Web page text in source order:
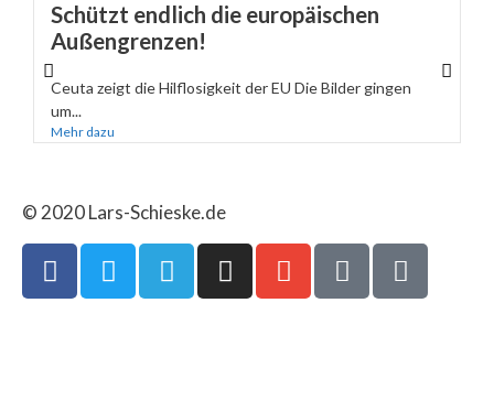
Schützt endlich die europäischen
Außengrenzen!
Ceuta zeigt die Hilflosigkeit der EU Die Bilder gingen
um...
Mehr dazu
© 2020 Lars-Schieske.de